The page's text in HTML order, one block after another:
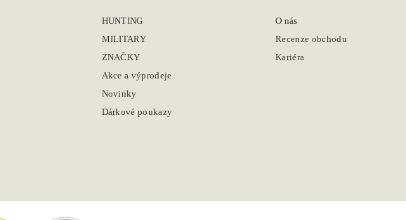
HUNTING
MILITARY
ZNAČKY
Akce a výprodeje
Novinky
Dárkové poukazy
O nás
Recenze obchodu
Kariéra